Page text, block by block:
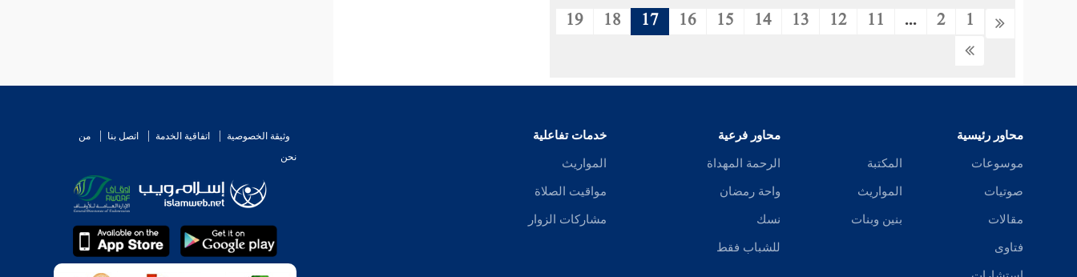
1
2
...
11
12
13
14
15
16
17
18
19
محاور رئيسية
موسوعات
صوتيات
مقالات
فتاوى
المكتبة
المواريث
بنين وبنات
محاور فرعية
الرحمة المهداة
واحة رمضان
نسك
للشباب فقط
خدمات تفاعلية
المواريث
مواقيت الصلاة
مشاركات الزوار
وثيقة الخصوصية اتفاقية الخدمة اتصل بنا
من
نحن